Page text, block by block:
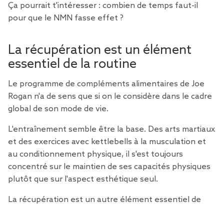
Ça pourrait t'intéresser : combien de temps faut-il
pour que le NMN fasse effet ?
La récupération est un élément
essentiel de la routine
Le programme de compléments alimentaires de Joe
Rogan n'a de sens que si on le considère dans le cadre
global de son mode de vie.
L'entraînement semble être la base. Des arts martiaux
et des exercices avec kettlebells à la musculation et
au conditionnement physique, il s'est toujours
concentré sur le maintien de ses capacités physiques
plutôt que sur l'aspect esthétique seul.
La récupération est un autre élément essentiel de